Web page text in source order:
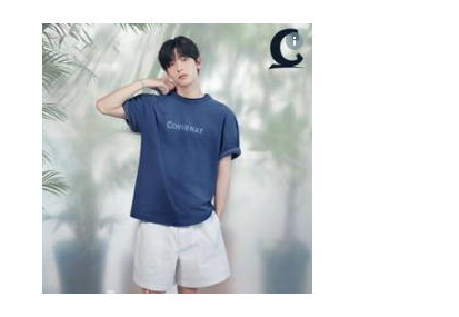
16
상
세